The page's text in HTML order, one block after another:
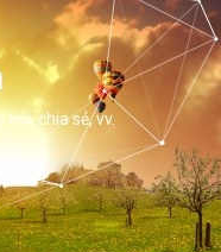
chia sẻ, vv.